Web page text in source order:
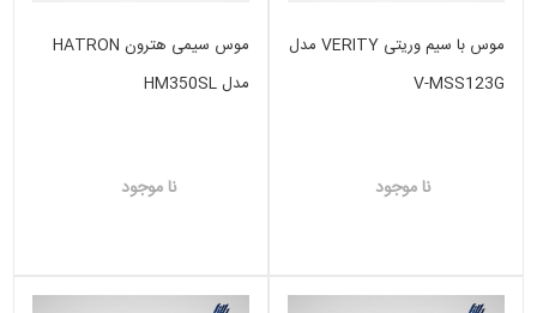
موس با سیم وریتی VERITY مدل
V-MSS123G
نا موجود
موس سیمی هترون HATRON
مدل HM350SL
نا موجود